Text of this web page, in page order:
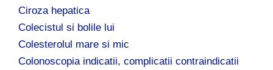
Ciroza hepatica
Colecistul si bolile lui
Colesterolul mare si mic
Colonoscopia indicatii, complicatii contraindicatii